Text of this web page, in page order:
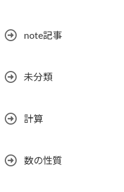
note記事
未分類
計算
数の性質